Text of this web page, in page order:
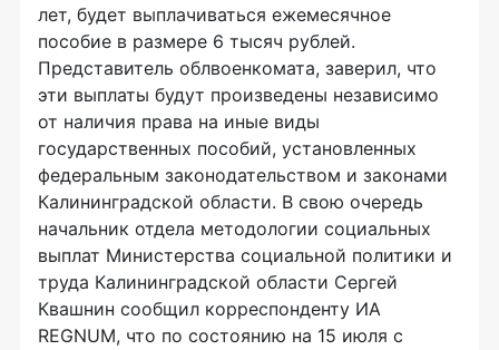
лет, будет выплачиваться ежемесячное
пособие в размере 6 тысяч рублей.
Представитель облвоенкомата, заверил, что
эти выплаты будут произведены независимо
от наличия права на иные виды
государственных пособий, установленных
федеральным законодательством и законами
Калининградской области. В свою очередь
начальник отдела методологии социальных
выплат Министерства социальной политики и
труда Калининградской области Сергей
Квашнин сообщил корреспонденту ИА
REGNUM, что по состоянию на 15 июля с